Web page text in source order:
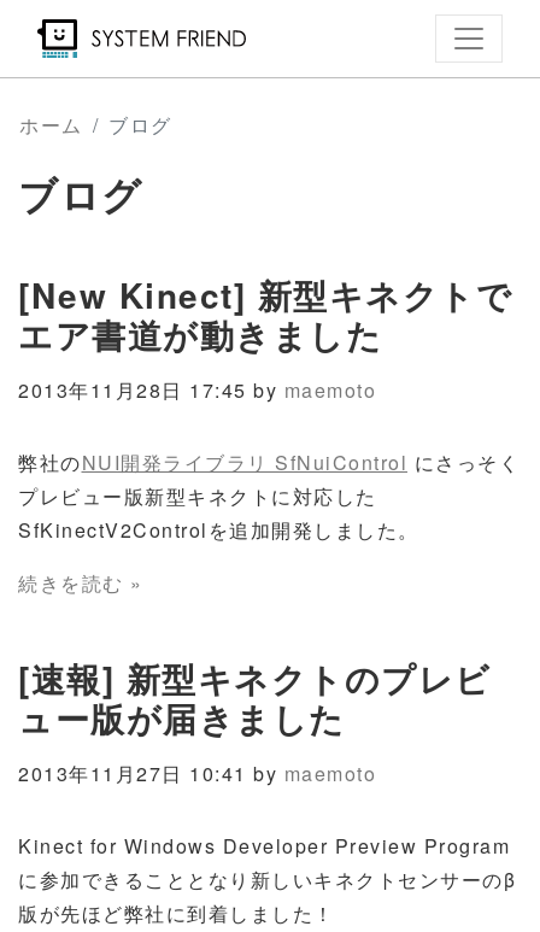
ン
コ
に
移
動
ホーム ブログ
ブログ
[New Kinect] 新型キネクトで
エア書道が動きました
2013年11月28日 17:45 by maemoto
弊社のNUI開発ライブラリ SfNuiControl にさっそく
プレビュー版新型キネクトに対応した
SfKinectV2Controlを追加開発しました。
続きを読む »
[速報] 新型キネクトのプレビ
ュー版が届きました
2013年11月27日 10:41 by maemoto
Kinect for Windows Developer Preview Program
に参加できることとなり新しいキネクトセンサーのβ
版が先ほど弊社に到着しました！